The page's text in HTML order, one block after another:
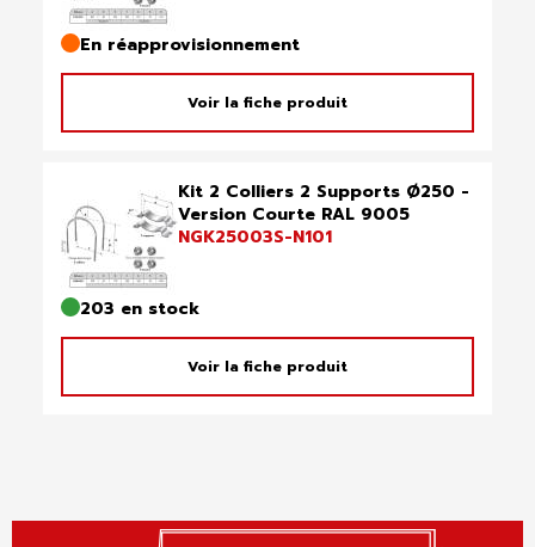
En réapprovisionnement
Voir la fiche produit
Kit 2 Colliers 2 Supports Ø250 -
Version Courte RAL 9005
NGK25003S-N101
203 en stock
Voir la fiche produit